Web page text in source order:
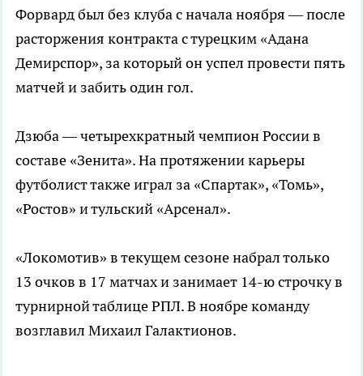
Форвард был без клуба с начала ноября — после
расторжения контракта с турецким «Адана
Демирспор», за который он успел провести пять
матчей и забить один гол.
Дзюба — четырехкратный чемпион России в
составе «Зенита». На протяжении карьеры
футболист также играл за «Спартак», «Томь»,
«Ростов» и тульский «Арсенал».
«Локомотив» в текущем сезоне набрал только
13 очков в 17 матчах и занимает 14-ю строчку в
турнирной таблице РПЛ. В ноябре команду
возглавил Михаил Галактионов.